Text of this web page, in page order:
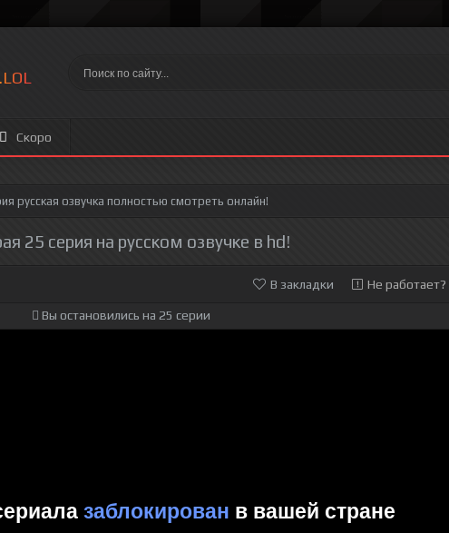
.LOL
Скоро
русская озвучка полностью смотреть онлайн!
25 серия на русском озвучке в hd!
В закладки Не работает?
Вы остановились на 25 серии